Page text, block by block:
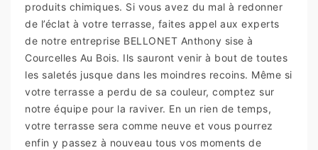
produits chimiques. Si vous avez du mal à redonner
de l’éclat à votre terrasse, faites appel aux experts
de notre entreprise BELLONET Anthony sise à
Courcelles Au Bois. Ils sauront venir à bout de toutes
les saletés jusque dans les moindres recoins. Même si
votre terrasse a perdu de sa couleur, comptez sur
notre équipe pour la raviver. En un rien de temps,
votre terrasse sera comme neuve et vous pourrez
enfin y passez à nouveau tous vos moments de